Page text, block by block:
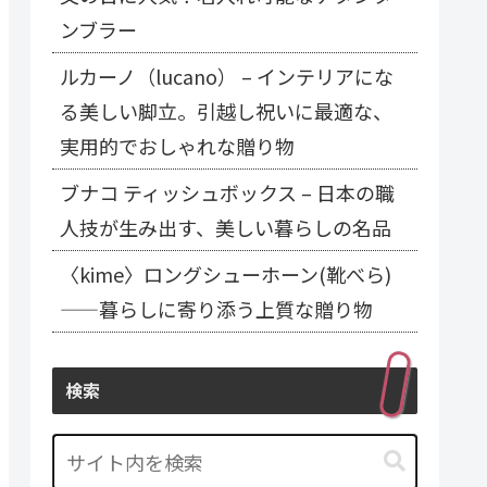
ンブラー
ルカーノ（lucano） – インテリアにな
る美しい脚立。引越し祝いに最適な、
実用的でおしゃれな贈り物
ブナコ ティッシュボックス – 日本の職
人技が生み出す、美しい暮らしの名品
〈kime〉ロングシューホーン(靴べら)
——暮らしに寄り添う上質な贈り物
検索